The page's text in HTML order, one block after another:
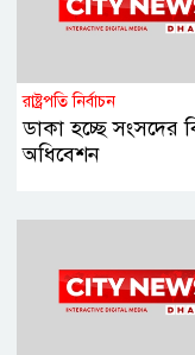
রাষ্ট্রপতি নির্বাচন
ডাকা হচ্ছে সংসদের
অধিবেশন